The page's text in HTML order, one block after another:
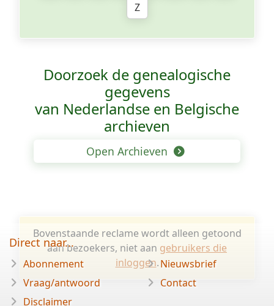
Z
Doorzoek de genealogische
gegevens
van Nederlandse en Belgische
archieven
Open Archieven
Bovenstaande reclame wordt alleen getoond
aan bezoekers, niet aan gebruikers die
inloggen.
Direct naar...
Abonnement
Vraag/antwoord
Disclaimer
Nieuwsbrief
Contact